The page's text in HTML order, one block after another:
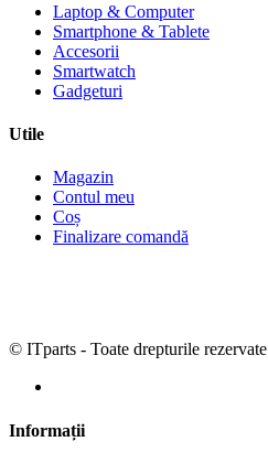
Laptop & Computer
Smartphone & Tablete
Accesorii
Smartwatch
Gadgeturi
Utile
Magazin
Contul meu
Coș
Finalizare comandă
© ITparts - Toate drepturile rezervate
Informații